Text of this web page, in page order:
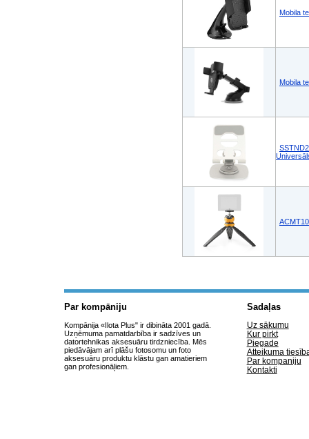
Mobila
Mobila
Par kompāniju
Kompānija «Ilota Plus" ir dibināta 2001 gadā.
Uzņēmuma pamatdarbība ir sadzīves un
datortehnikas aksesuāru tirdzniecība. Mēs
piedāvājam arī plāšu fotosomu un foto
aksesuāru produktu klāstu gan amatieriem
gan profesionāļiem.
Sadaļas
Uz sākumu
Kur pirkt
Piegade
Atteikuma
Par kompaniju
Kontakti